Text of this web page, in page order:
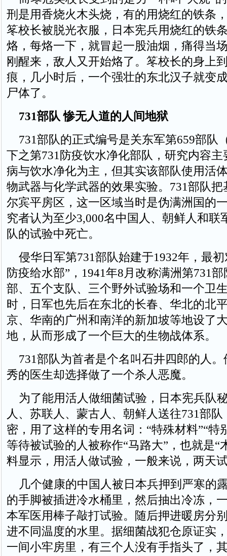
刑是用香烧火木头烧，有的用烧红的铁条
笗校长被脱光衣服，日本宪兵用烧红的铁
烙，每烙一下，就冒起一股油烟，痛得当
刚醒来，敌人又开始烙了。笗校长的身上
痕，几小时后，一个强壮的东北汉子就变
尸体了。
731部队 惨无人道的人间地狱
731部队的正式编号是关东军第659部队
下之第731防疫饮水净化部队，研究内容
病与饮水净化为主，但其实该部队使用活
物武器与化学武器的效果实验。731部队
尔宾平房区，这一区域当时是伪满洲国的
究者认为至少3,000名中国人、朝鲜人和联
队的试验中死亡。
侵华日军第731部队始建于1932年，最初
防疫给水部”，1941年8月改称满洲第731
部、五个支队、三个野外试验场和一个卫
时，日军也先后在东北的长春、华北的北
京、华南的广州和南洋的新加坡等地设了
地，从而形成了一个巨大的生物战体系。
731部队为首者是个名叫石井四郎的人。
秀的医生却选择做了一个杀人恶魔。
为了能用活人做细菌试验，日本宪兵队
人、苏联人、蒙古人、朝鲜人送往731部
密，用了这样的专用名词：“特殊材料”“特
等待被试验的人被称作“马路大”，也就是“
料显示，用活人做试验，一般来说，两天
几个健康的中国人被日本兵押到严寒的
的手脚被插进冷水桶里，然后抽出冷冻，
本军医用棒子敲打试验。随后押进暖房分
进不同温度的水里。据细菌战犯仓原证实
一间小牢房里，有三个人没有手指头了，